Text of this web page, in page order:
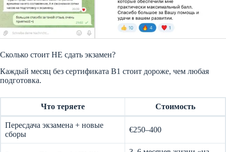
Сколько стоит НЕ сдать экзамен?
Каждый месяц без сертификата B1 стоит дороже, чем любая
подготовка.
Что теряете Стоимость
Пересдача экзамена + новые
сборы
€250–400